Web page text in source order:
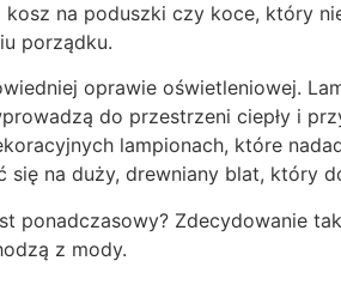
na poduszki czy koce, który
porządku.
oprawie oświetleniowej.
do przestrzeni ciepły i
lampionach, które
się na duży, drewniany blat, który
ponadczasowy? Zdecydowanie
z mody.